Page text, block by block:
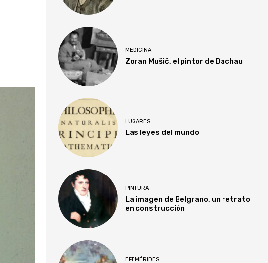
MEDICINA
Zoran Mušič, el pintor de Dachau
LUGARES
Las leyes del mundo
PINTURA
La imagen de Belgrano, un retrato
en construcción
EFEMÉRIDES